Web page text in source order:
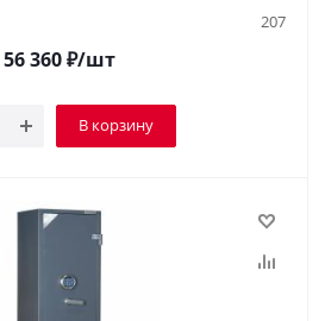
207
56 360₽/шт
В корзину